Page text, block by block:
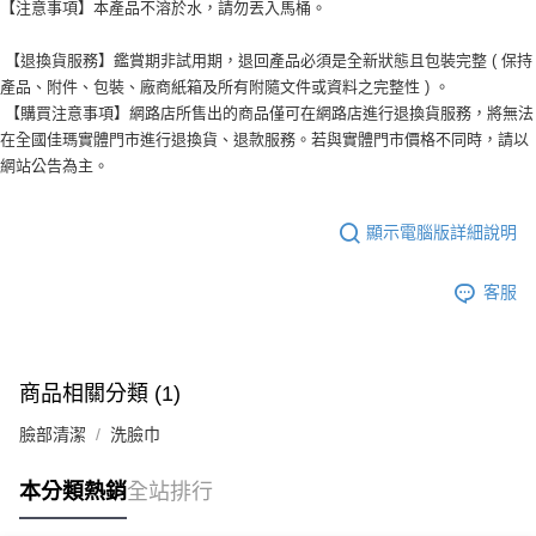
【注意事項】本產品不溶於水，請勿丟入馬桶。
【退換貨服務】鑑賞期非試用期，退回產品必須是全新狀態且包裝完整 ( 保持
產品、附件、包裝、廠商紙箱及所有附隨文件或資料之完整性 ) 。
【購買注意事項】網路店所售出的商品僅可在網路店進行退換貨服務，將無法
在全國佳瑪實體門市進行退換貨、退款服務。若與實體門市價格不同時，請以
網站公告為主。
顯示電腦版詳細說明
客服
商品相關分類 (1)
臉部清潔 洗臉巾
本分類熱銷全站排行